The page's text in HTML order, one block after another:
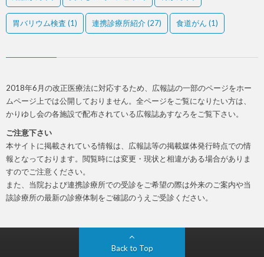
胃バリウム検査 (1) 連携診療所紹介(27) 食道がん (1)
2018年6月の改正医療法に対応するため、広報誌の一部のページをホー
ムページ上では公開しておりません。全ページをご覧になりたい方は、
かりゆし会の各施設で配布されている広報誌あすなろをご覧下さい。
ご注意下さい
本サイトに掲載されている情報は、広報誌等の掲載媒体発行時点での情
報となっております。閲覧時には変更・現状と相違がある場合がありま
すのでご注意ください。
また、当院および連携診療所での受診をご希望の際は外来のご案内や当
該診療所の最新の診療体制をご確認のうえご受診ください。
Back to Top